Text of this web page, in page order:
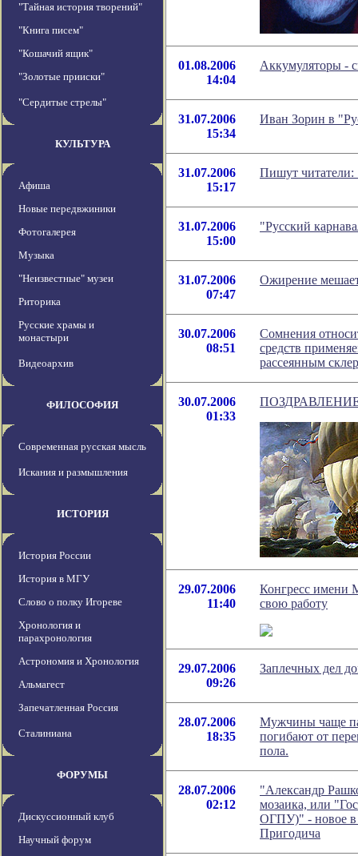
"Тайная история творений"
"Книга писем"
"Кошачий ящик"
"Золотые прииски"
"Сердитые стрелы"
КУЛЬТУРА
Афиша
Новые передвжиники
Фотогалерея
Музыка
"Неизвестные" музеи
Риторика
Русские храмы и
монастыри
Видеоархив
ФИЛОСОФИЯ
Современная русская мысль
Искания и размышления
ИСТОРИЯ
История России
История в МГУ
Слово о полку Игореве
Хронология и
парахронология
Астрономия и Хронология
Альмагест
Запечатленная Россия
Сталиниана
ФОРУМЫ
Дискуссионный клуб
Научный форум
01.08.2006
14:04
Аккумуляторы -
31.07.2006
15:34
Иван Зорин в
31.07.2006
15:17
Пишут
31.07.2006
15:00
"Русский
31.07.2006
07:47
Ожирение
30.07.2006
08:51
Cомнения
средств
рассеянным
30.07.2006
01:33
29.07.2006
11:40
Конгресс имени
свою работу
29.07.2006
09:26
Заплечных дел
28.07.2006
18:35
Мужчины чаще
погибают от
пола.
28.07.2006
02:12
"Александр
мозаика, или
ОГПУ)" - новое в
Пригодича